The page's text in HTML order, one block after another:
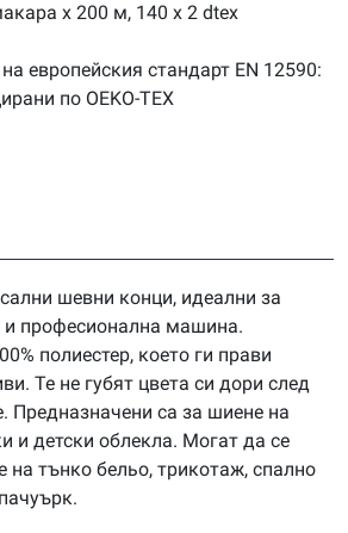
х 200 м, 140 x 2 dtex
европейския стандарт EN 12590:
по OEKO-TEX
шевни конци, идеални за
професионална машина.
полиестер, което ги прави
Те не губят цвета си дори след
Предназначени са за шиене на
и детски облекла. Могат да се
на тънко бельо, трикотаж, спално